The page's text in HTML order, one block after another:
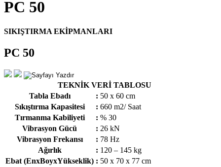
PC 50
SIKIŞTIRMA EKİPMANLARI
PC 50
TEKNİK VERİ TABLOSU
Tabla Ebadı
: 50 x 60 cm
Sıkıştırma Kapasitesi
: 660 m2/ Saat
Tırmanma Kabiliyeti
: % 30
Vibrasyon Gücü
: 26 kN
Vibrasyon Frekansı
: 78 Hz
Ağırlık
: 120 – 145 kg
Ebat (EnxBoyxYükseklik) : 50 x 70 x 77 cm